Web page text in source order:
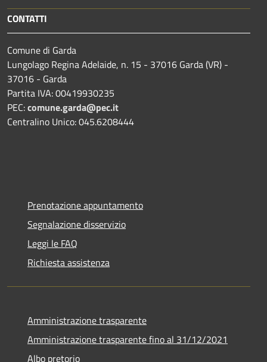
CONTATTI
Comune di Garda
Lungolago Regina Adelaide, n. 15 - 37016 Garda (VR) -
37016 - Garda
Partita IVA: 00419930235
PEC:comune.garda@pec.it
Centralino Unico: 045.6208444
Prenotazione appuntamento
Segnalazione disservizio
Leggi le FAQ
Richiesta assistenza
Amministrazione trasparente
Amministrazione trasparente fino al 31/12/2021
Albo pretorio